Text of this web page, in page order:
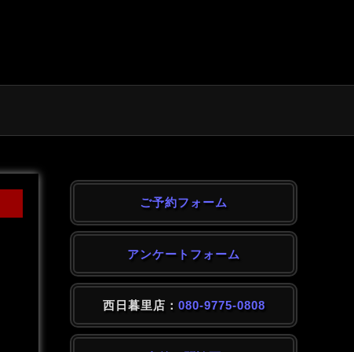
ご予約フォーム
アンケートフォーム
西日暮里店： 080-9775-0808